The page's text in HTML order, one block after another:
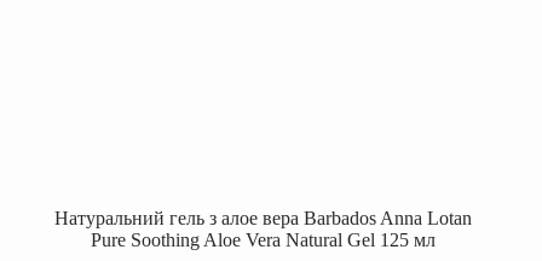
Натуральний гель з алое вера Barbados Anna Lotan
Pure Soothing Aloe Vera Natural Gel 125 мл